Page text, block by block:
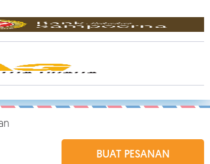
BUAT PESANAN